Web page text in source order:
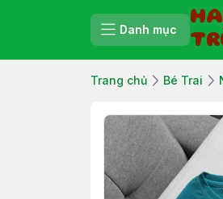
Danh mục
Trang chủ Bé Trai